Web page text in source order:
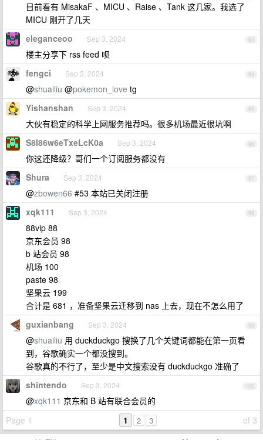
目前看有 MisakaF 、MICU 、Raise 、Tank 这几家。我选了
MICU 刚开了几天
93
eleganceoo Sep 3, 2024
楼主分享下 rss feed 呗
94
fengci Sep 3, 2024
@shuailiu @pokemon_love tg
95
Yishanshan Sep 3, 2024
大伙有稳定的科学上网服务推荐吗。很多机场最近很坑啊
96
S8I86w6eTxeLcK0a Sep 3, 2024
你这还降级？哥们一个订阅服务都没有
97
Shura Sep 3, 2024
@zbowen66 #53 本站已关闭注册
98
xqk111 Sep 3, 2024
88vip 88
京东会员 98
b 站会员 98
机场 100
paste 98
坚果云 199
合计是 681 ，准备坚果云迁移到 nas 上去，现在不怎么用了
99
guxianbang Sep 3, 2024
@shuailiu 用 duckduckgo 搜换了几个关键词都能在第一页看
到，谷歌确实一个都没搜到。
谷歌真的不行了，至少是中文搜索没有 duckduckgo 准确了
100
shintendo Sep 3, 2024
@xqk111 京东和 B 站有联合会员的
Page 1
of 3
1 2 3